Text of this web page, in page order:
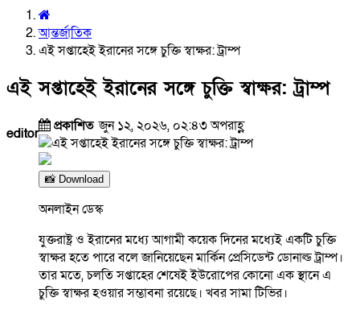
আন্তর্জাতিক
এই সপ্তাহেই ইরানের সঙ্গে চুক্তি স্বাক্ষর: ট্রাম্প
এই সপ্তাহেই ইরানের সঙ্গে চুক্তি স্বাক্ষর: ট্রাম্প
editor প্রকাশিতজুন ১২, ২০২৬, ০২:৪৩ অপরাহ্ণ
📸 Download
অনলাইন ডেস্ক
যুক্তরাষ্ট্র ও ইরানের মধ্যে আগামী কয়েক দিনের মধ্যেই একটি চুক্তি
স্বাক্ষর হতে পারে বলে জানিয়েছেন মার্কিন প্রেসিডেন্ট ডোনাল্ড ট্রাম্প।
তার মতে, চলতি সপ্তাহের শেষেই ইউরোপের কোনো এক স্থানে এ
চুক্তি স্বাক্ষর হওয়ার সম্ভাবনা রয়েছে। খবর সামা টিভির।